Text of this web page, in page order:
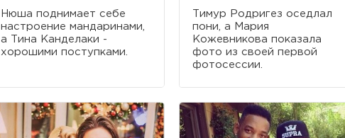
Нюша поднимает себе
настроение мандаринами,
а Тина Канделаки -
хорошими поступками.
Тимур Родригез оседлал
пони, а Мария
Кожевникова показала
фото из своей первой
фотосессии.